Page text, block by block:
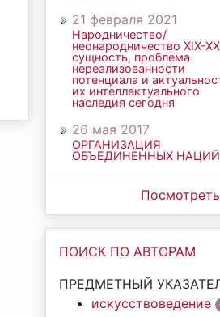
21 февраля 2021
Народничество/
неонародничество ХIХ-
сущность, проблема
нереализованности
потенциала и
их интеллектуального
наследия сегодня
26 мая 2017
ОРГАНИЗАЦИЯ
ОБЪЕДИНЁННЫХ НАЦИЙ
ПОИСК ПО АВТОРАМ
ПРЕДМЕТНЫЙ
искусствоведение